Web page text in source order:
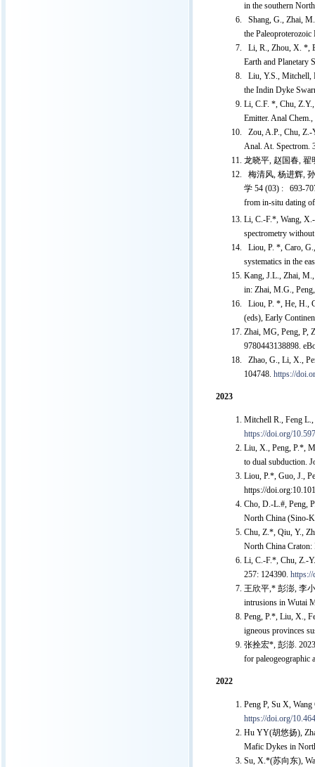
in the southern
Shang, G., Zhai,
the
Li, R., Zhou, X. *,
Earth and Planetary
Liu, Y.S., Mitchell,
the Indin Dyke
Li, C.F. *, Chu,
Emitter. Anal
Zou, A.P., Chu, Z.-
Anal. At. Spectrom.
龙晓平, 赵国春, 翟
梅清风, 杨进辉,
学 54 (03) : 693-
from in-situ dating of
Li, C.-F.*, Wang,
spectrometry
Liou, P. *, Caro,
systematics in the
Kang, J.L., Zhai, M.,
in: Zhai, M.G.,
Liou, P. *, He, H.,
(eds), Early
Zhai, MG, Peng, P,
9780443138898.
Zhao, G., Li, X.,
104748. https://
2023
Mitchell R., Feng L.,
https://doi.org/
Liu, X., Peng, P.*,
to dual subduction.
Liou, P.*, Guo, J.,
https://
Cho, D.-L.#, Peng,
North China (Sino-
Chu, Z.*, Qiu, Y.,
North China Craton:
Li, C.-F.*, Chu, Z.-
257: 124390. https://
王欣平,* 彭澎, 李小
intrusions in Wutai
Peng, P.*, Liu, X.,
igneous provinces
张拴宏*, 彭澎.
for paleogeographic
2022
Peng P, Su X,
https://doi.org/
Hu YY(胡悠扬),
Mafic Dykes in
Su, X.*(苏向东),